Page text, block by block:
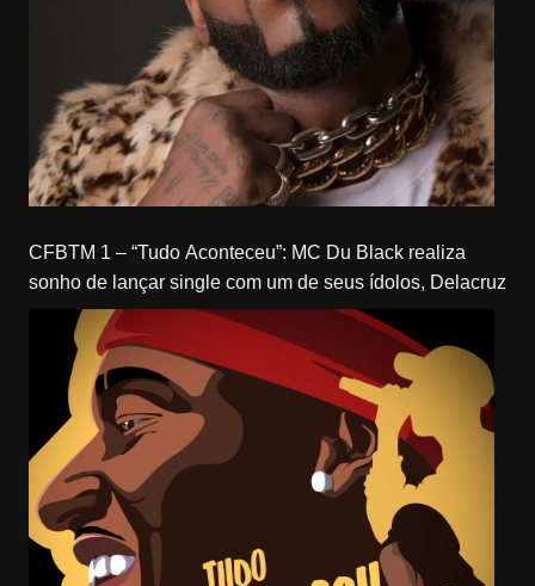
CFBTM 1 – “Tudo Aconteceu”: MC Du Black realiza
sonho de lançar single com um de seus ídolos, Delacruz